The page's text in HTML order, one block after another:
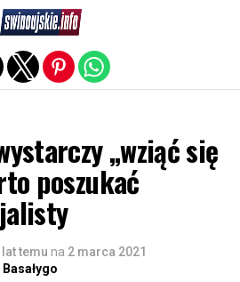
„wziąć się
poszukać
lat temu na 2 marca 2021
mobile version